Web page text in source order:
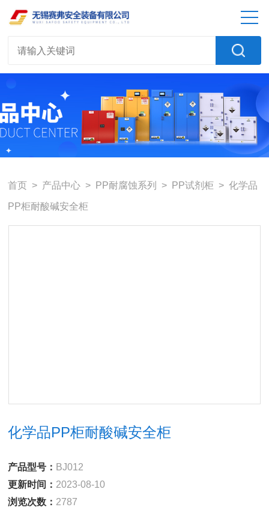
首页 > 产品中心 > PP耐腐蚀系列 > PP试剂柜 > 化学品
PP柜耐酸碱安全柜
化学品PP柜耐酸碱安全柜
产品型号： BJ012
更新时间： 2023-08-10
浏览次数： 2787